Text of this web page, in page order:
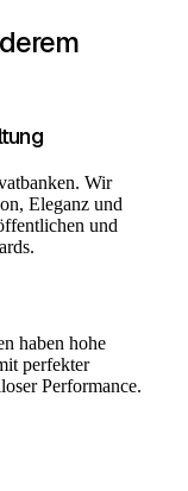
Wir
Eleganz und
und
haben hohe
perfekter
Performance.